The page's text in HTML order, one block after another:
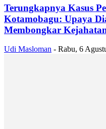
Terungkapnya Kasus
Kotamobagu: Upaya
Membongkar
Udi Masloman - Rabu, 6